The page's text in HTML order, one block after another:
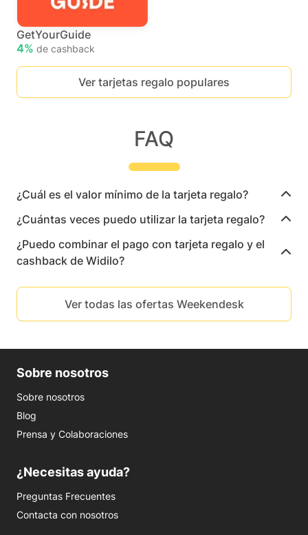
GetYourGuide
4% de cashback
Ver tarjetas regalo populares
FAQ
¿Cuál es el valor mínimo de la tarjeta regalo?
¿Cuántas veces puedo utilizar la tarjeta regalo?
¿Puedo combinar el pago con tarjeta regalo y el
cashback de Widilo?
Ver todas las ofertas Weekendesk
Sobre nosotros
Sobre nosotros
Blog
Prensa y Colaboraciones
¿Necesitas ayuda?
Preguntas Frecuentes
Contacta con nosotros